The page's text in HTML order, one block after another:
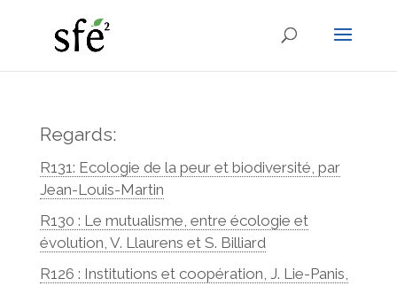
Regards:
R131: Ecologie de la peur et biodiversité, par
Jean-Louis-Martin
R130 : Le mutualisme, entre écologie et
évolution, V. Llaurens et S. Billiard
R126 : Institutions et coopération, J. Lie-Panis,